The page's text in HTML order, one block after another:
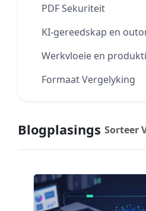
PDF Sekuriteit
KI-gereedskap en
Werkvloeie en
Formaat Vergelyking
Blogplasings Sorteer